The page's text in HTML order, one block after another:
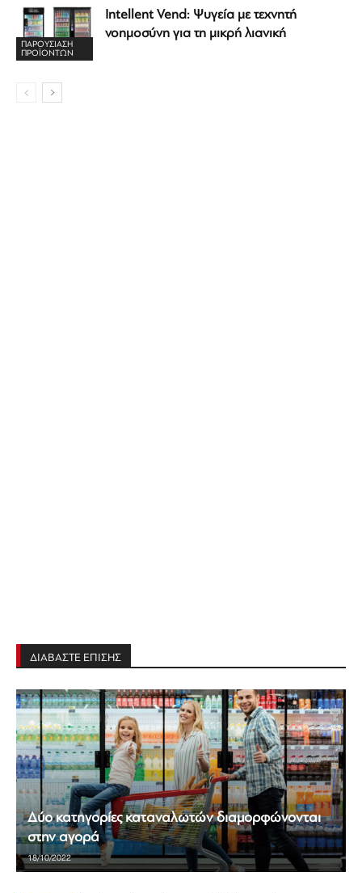
ΠΑΡΟΥΣΙΑΣΗ
ΠΡΟΪΟΝΤΩΝ
Intellent Vend: Ψυγεία με τεχνητή
νοημοσύνη για τη μικρή λιανική
ΔΙΑΒΑΣΤΕ ΕΠΙΣΗΣ
Δύο κατηγορίες καταναλωτών διαμορφώνονται
στην αγορά
18/10/2022